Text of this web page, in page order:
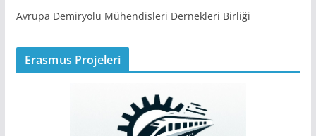
Avrupa Demiryolu Mühendisleri Dernekleri Birliği
Erasmus Projeleri